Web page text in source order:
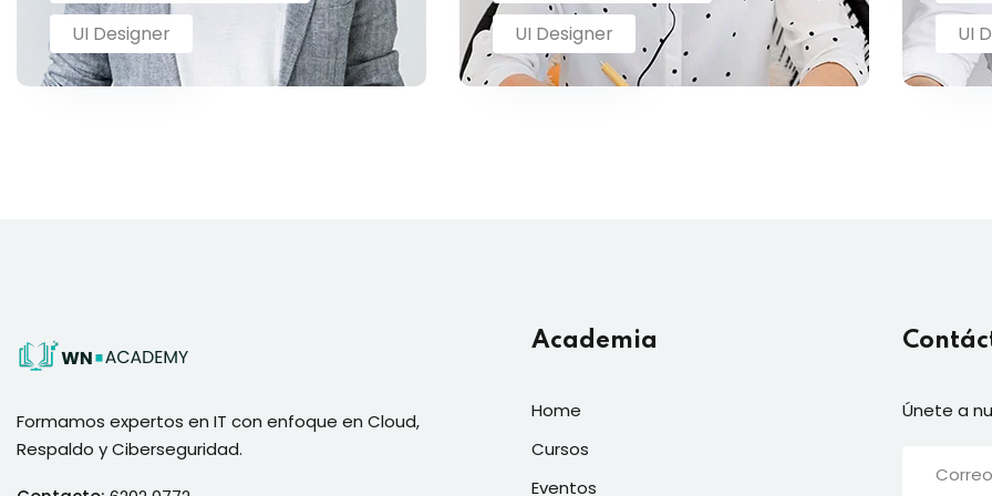
UI Designer UI Designer UI
Formamos expertos en IT con enfoque en Cloud,
Respaldo y Ciberseguridad.
Academia
Home
Cursos
Eventos
Únete a